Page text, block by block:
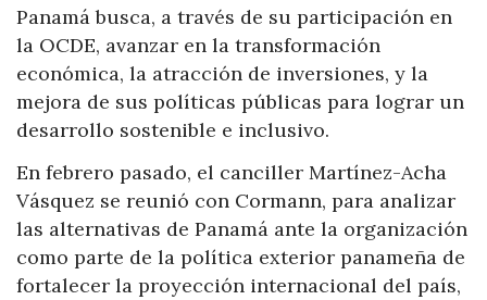
Panamá busca, a través de su participación en
la OCDE, avanzar en la transformación
económica, la atracción de inversiones, y la
mejora de sus políticas públicas para lograr un
desarrollo sostenible e inclusivo.
En febrero pasado, el canciller Martínez-Acha
Vásquez se reunió con Cormann, para analizar
las alternativas de Panamá ante la organización
como parte de la política exterior panameña de
fortalecer la proyección internacional del país,